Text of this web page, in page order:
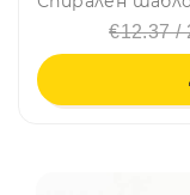
€12.37 /